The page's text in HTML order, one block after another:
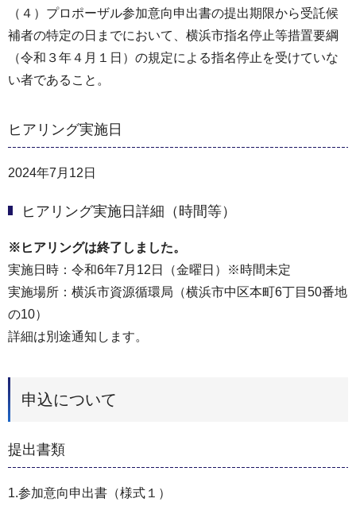
（４）プロポーザル参加意向申出書の提出期限から受託候
補者の特定の日までにおいて、横浜市指名停止等措置要綱
（令和３年４月１日）の規定による指名停止を受けていな
い者であること。
ヒアリング実施日
2024年7月12日
ヒアリング実施日詳細（時間等）
※ヒアリングは終了しました。
実施日時：令和6年7月12日（金曜日）※時間未定
実施場所：横浜市資源循環局（横浜市中区本町6丁目50番地
の10）
詳細は別途通知します。
申込について
提出書類
1.参加意向申出書（様式１）